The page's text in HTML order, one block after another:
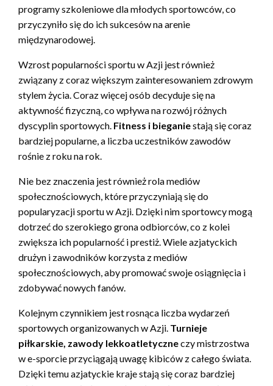
programy szkoleniowe dla młodych sportowców, co
przyczyniło się do ich sukcesów na arenie
międzynarodowej.
Wzrost popularności sportu w Azji jest również
związany z coraz większym zainteresowaniem zdrowym
stylem życia. Coraz więcej osób decyduje się na
aktywność fizyczną, co wpływa na rozwój różnych
dyscyplin sportowych. Fitness i bieganiestają się coraz
bardziej popularne, a liczba uczestników zawodów
rośnie z roku na rok.
Nie bez znaczenia jest również rola mediów
społecznościowych, które przyczyniają się do
popularyzacji sportu w Azji. Dzięki nim sportowcy mogą
dotrzeć do szerokiego grona odbiorców, co z kolei
zwiększa ich popularność i prestiż. Wiele azjatyckich
drużyn i zawodników korzysta z mediów
społecznościowych, aby promować swoje osiągnięcia i
zdobywać nowych fanów.
Kolejnym czynnikiem jest rosnąca liczba wydarzeń
sportowych organizowanych w Azji. Turnieje
piłkarskie, zawody lekkoatletyczneczy mistrzostwa
w e-sporcie przyciągają uwagę kibiców z całego świata.
Dzięki temu azjatyckie kraje stają się coraz bardziej